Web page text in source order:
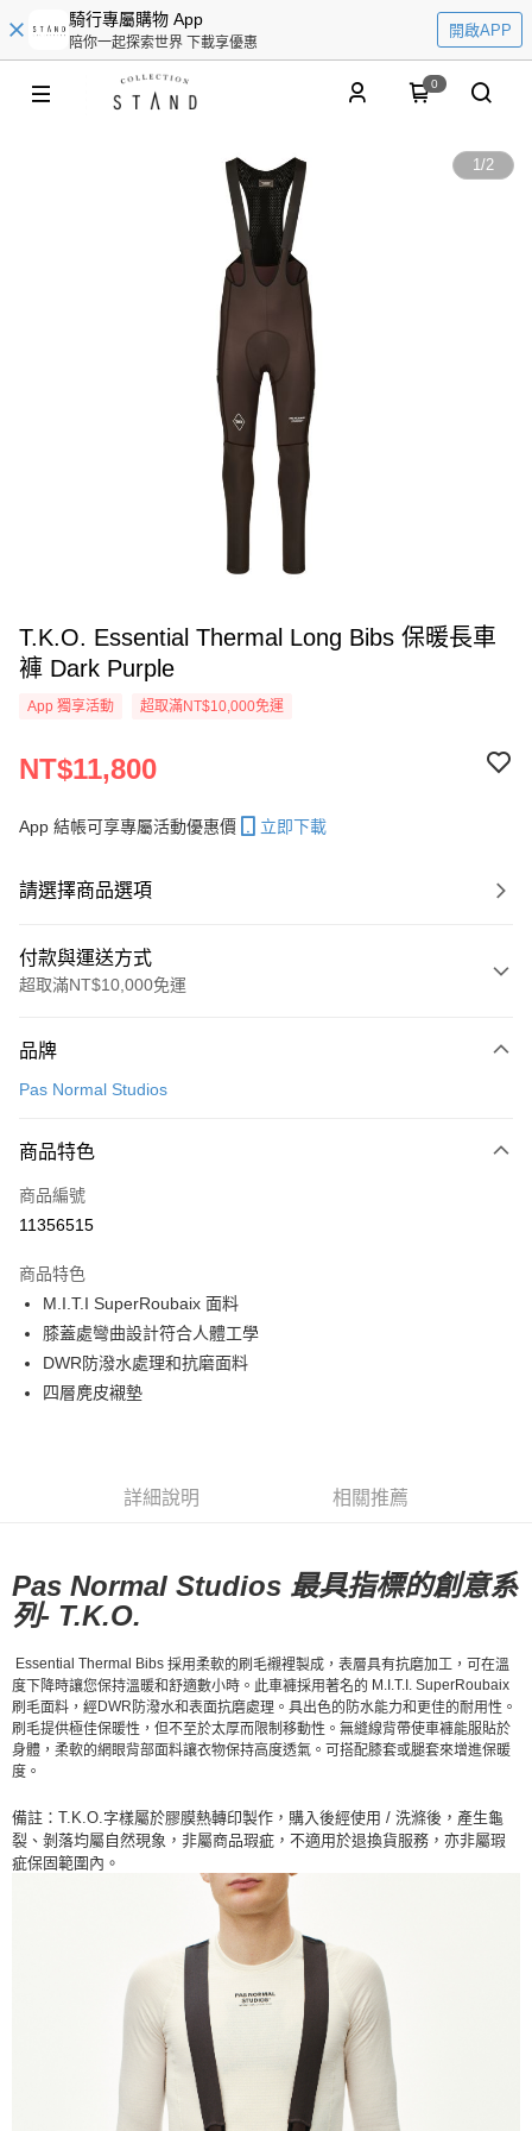
騎行專屬購物 App
陪你一起探索世界 下載享優惠
開啟APP
0
1/2
T.K.O. Essential Thermal Long Bibs 保暖長車
褲 Dark Purple
App 獨享活動 超取滿NT$10,000免運
NT$11,800
App 結帳可享專屬活動優惠價 立即下載
請選擇商品選項
付款與運送方式
超取滿NT$10,000免運
信用卡一次付款
LINE Pay
Apple Pay
運送方式
全家店到店
每筆NT$80，滿NT$10,000(含以上)免運費
每筆NT$80，滿NT$10,000(含以上)免運費
每筆NT$130，滿NT$10,000(含以上)免運費
品牌
Pas Normal Studios
商品特色
商品編號
11356515
商品特色
M.I.T.I SuperRoubaix 面料
膝蓋處彎曲設計符合人體工學
DWR防潑水處理和抗磨面料
四層麂皮襯墊
詳細說明 相關推薦
Pas Normal Studios 最具指標的創意系
列- T.K.O.
Essential Thermal Bibs 採用柔軟的刷毛襯裡製成，表層具有抗磨加工，可在溫
度下降時讓您保持溫暖和舒適數小時。 此車褲採用著名的 M.I.T.I. SuperRoubaix
刷毛面料，經 DWR 防潑水和表面抗磨處理。具出色的防水能力和更佳的耐用性。
刷毛提供極佳保暖性，但不至於太厚而限制移動性。無縫線背帶使車褲能服貼於
身體，柔軟的網眼背部面料讓衣物保持高度透氣。可搭配膝套或腿套來增進保暖
度。
備註：T.K.O.字樣屬於膠膜熱轉印製作，購入後經使用 / 洗滌後，產生龜
裂、剝落均屬自然現象，非屬商品瑕疵，不適用於退換貨服務，亦非屬瑕
疵保固範圍內。